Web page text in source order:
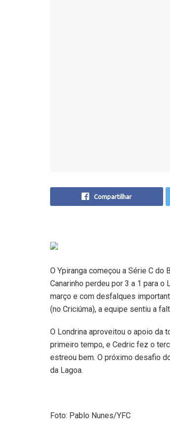
Compartilhar
O Ypiranga começou a Série C
Canarinho perdeu por 3 a 1 para
março e com desfalques
(no Criciúma), a equipe sentiu a
O Londrina aproveitou o apoio da
primeiro tempo, e Cedric fez o
estreou bem. O próximo desafio
da Lagoa.
Foto: Pablo Nunes/YFC